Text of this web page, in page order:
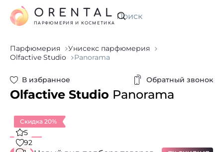
Искать
ORENTAL
ПАРФЮМЕРИЯ И КОСМЕТИКА
Парфюмерия
Унисекс парфюмерия
Olfactive Studio
Panorama
В избранное Обратный звонок
Olfactive Studio Panorama
Скидка 20%
5
92